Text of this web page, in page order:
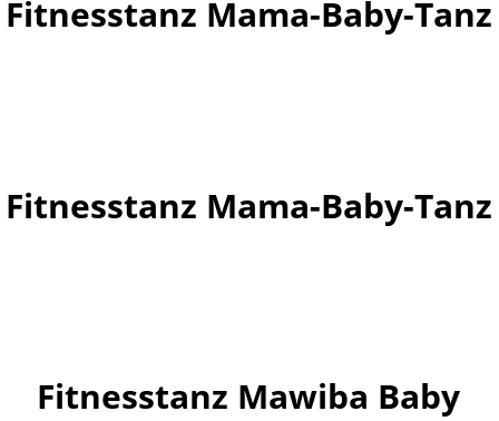
Fitnesstanz Mama-Baby-Tanz
Fitnesstanz Mama-Baby-Tanz
Fitnesstanz Mawiba Baby